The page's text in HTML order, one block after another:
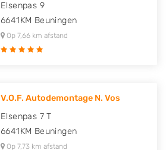
Elsenpas 9
6641KM Beuningen
Op 7,66 km afstand
V.O.F. Autodemontage N. Vos
Elsenpas 7 T
6641KM Beuningen
Op 7,73 km afstand